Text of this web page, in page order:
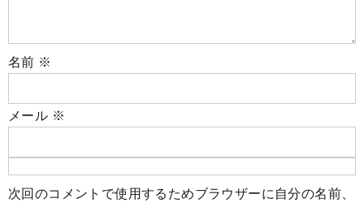
名前 ※
メール ※
次回のコメントで使用するためブラウザーに自分の名前、